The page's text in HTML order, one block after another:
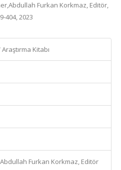
Furkan Korkmaz, Editör,
404, 2023
Kitabı
Furkan Korkmaz, Editör